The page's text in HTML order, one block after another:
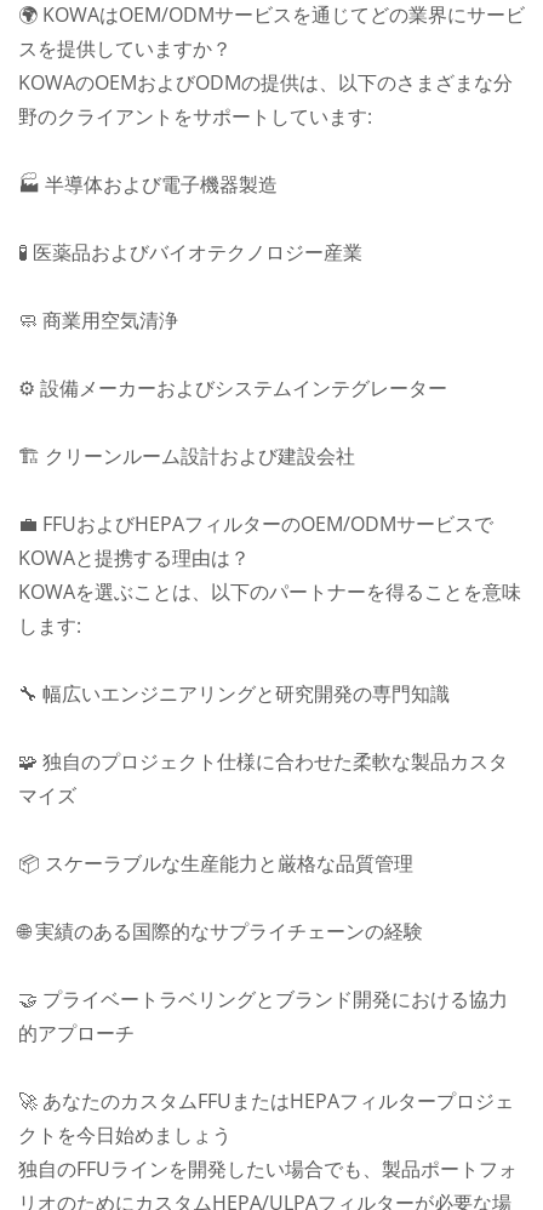
🌍 KOWAはOEM/ODMサービスを通じてどの業界にサービ
スを提供していますか？
KOWAのOEMおよびODMの提供は、以下のさまざまな分
野のクライアントをサポートしています:
🏭 半導体および電子機器製造
🧪 医薬品およびバイオテクノロジー産業
🧼 商業用空気清浄
⚙️ 設備メーカーおよびシステムインテグレーター
🏗️ クリーンルーム設計および建設会社
💼 FFUおよびHEPAフィルターのOEM/ODMサービスで
KOWAと提携する理由は？
KOWAを選ぶことは、以下のパートナーを得ることを意味
します:
🔧 幅広いエンジニアリングと研究開発の専門知識
🧩 独自のプロジェクト仕様に合わせた柔軟な製品カスタ
マイズ
📦 スケーラブルな生産能力と厳格な品質管理
🌐 実績のある国際的なサプライチェーンの経験
🤝 プライベートラベリングとブランド開発における協力
的アプローチ
🚀 あなたのカスタムFFUまたはHEPAフィルタープロジェ
クトを今日始めましょう
独自のFFUラインを開発したい場合でも、製品ポートフォ
リオのためにカスタムHEPA/ULPAフィルターが必要な場